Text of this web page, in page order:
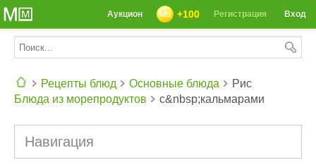
Вход
Регистрация
+100
Аукцион
Рецепты блюд
Основные блюда
Блюда из морепродуктов
Рис
с&nbsp;кальмарами
Навигация